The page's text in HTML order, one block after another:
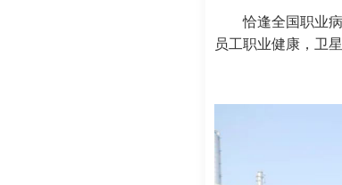
恰逢全国职业
员工职业健康，卫